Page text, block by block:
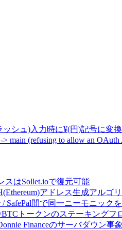
ッシュ)入力時に¥(円)記号に変
> main (refusing to allow an
スはSollet.ioで復元可能
アドレス生成アルゴ
/ SafePal間で同一ニーモニッ
トークンのステーキングフ
Financeのサーバダウン事